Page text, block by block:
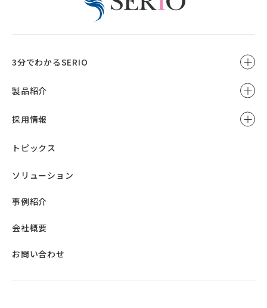
3分でわかるSERIO
製品紹介
採用情報
トピックス
ソリューション
事例紹介
会社概要
お問い合わせ